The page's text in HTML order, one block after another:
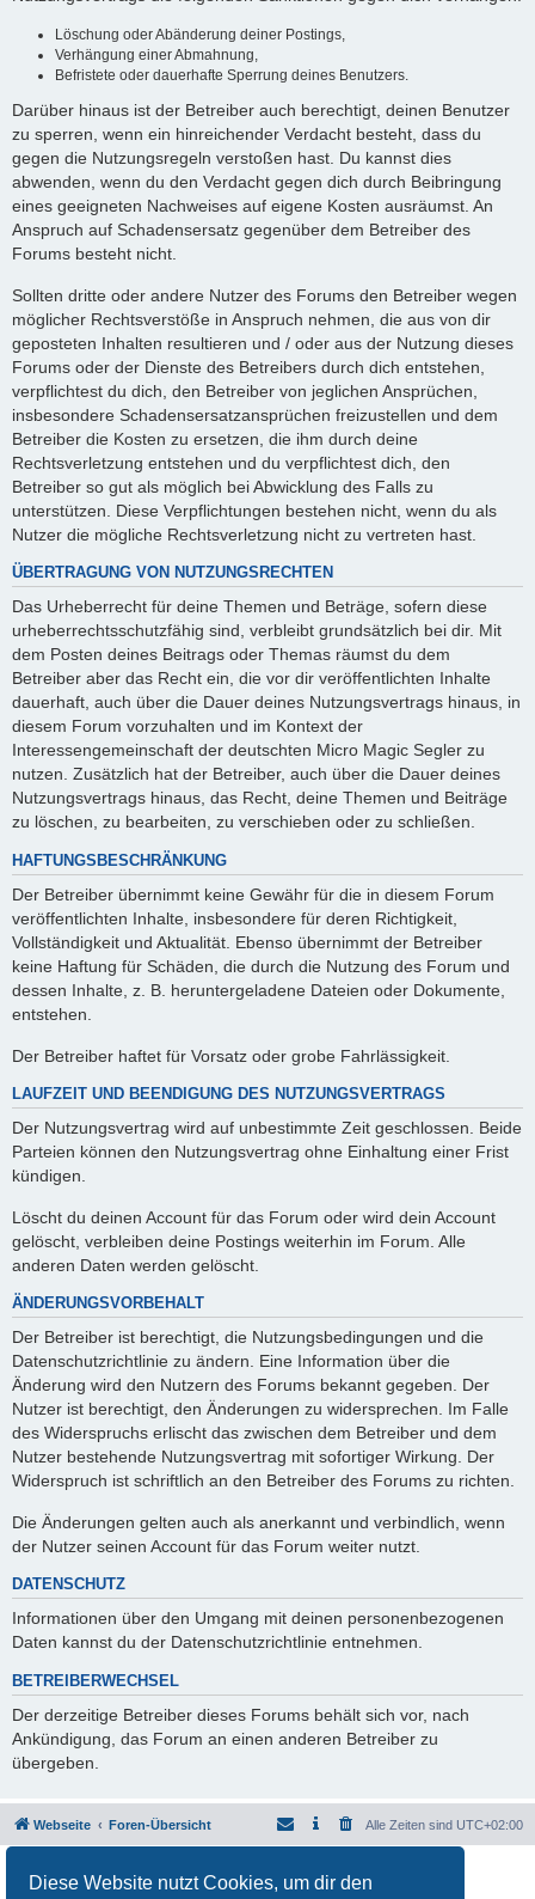
Diese Website nutzt Cookies, um dir den
Löschung oder Abänderung deiner Postings,
Verhängung einer Abmahnung,
Befristete oder dauerhafte Sperrung deines Benutzers.
Darüber hinaus ist der Betreiber auch berechtigt, deinen Benutzer
zu sperren, wenn ein hinreichender Verdacht besteht, dass du
gegen die Nutzungsregeln verstoßen hast. Du kannst dies
abwenden, wenn du den Verdacht gegen dich durch Beibringung
eines geeigneten Nachweises auf eigene Kosten ausräumst. An
Anspruch auf Schadensersatz gegenüber dem Betreiber des
Forums besteht nicht.
Sollten dritte oder andere Nutzer des Forums den Betreiber wegen
möglicher Rechtsverstöße in Anspruch nehmen, die aus von dir
geposteten Inhalten resultieren und / oder aus der Nutzung dieses
Forums oder der Dienste des Betreibers durch dich entstehen,
verpflichtest du dich, den Betreiber von jeglichen Ansprüchen,
insbesondere Schadensersatzansprüchen freizustellen und dem
Betreiber die Kosten zu ersetzen, die ihm durch deine
Rechtsverletzung entstehen und du verpflichtest dich, den
Betreiber so gut als möglich bei Abwicklung des Falls zu
unterstützen. Diese Verpflichtungen bestehen nicht, wenn du als
Nutzer die mögliche Rechtsverletzung nicht zu vertreten hast.
ÜBERTRAGUNG VON NUTZUNGSRECHTEN
Das Urheberrecht für deine Themen und Beträge, sofern diese
urheberrechtsschutzfähig sind, verbleibt grundsätzlich bei dir. Mit
dem Posten deines Beitrags oder Themas räumst du dem
Betreiber aber das Recht ein, die vor dir veröffentlichten Inhalte
dauerhaft, auch über die Dauer deines Nutzungsvertrags hinaus, in
diesem Forum vorzuhalten und im Kontext der
Interessengemeinschaft der deutschten Micro Magic Segler zu
nutzen. Zusätzlich hat der Betreiber, auch über die Dauer deines
Nutzungsvertrags hinaus, das Recht, deine Themen und Beiträge
zu löschen, zu bearbeiten, zu verschieben oder zu schließen.
HAFTUNGSBESCHRÄNKUNG
Der Betreiber übernimmt keine Gewähr für die in diesem Forum
veröffentlichten Inhalte, insbesondere für deren Richtigkeit,
Vollständigkeit und Aktualität. Ebenso übernimmt der Betreiber
keine Haftung für Schäden, die durch die Nutzung des Forum und
dessen Inhalte, z. B. heruntergeladene Dateien oder Dokumente,
entstehen.
Der Betreiber haftet für Vorsatz oder grobe Fahrlässigkeit.
LAUFZEIT UND BEENDIGUNG DES NUTZUNGSVERTRAGS
Der Nutzungsvertrag wird auf unbestimmte Zeit geschlossen. Beide
Parteien können den Nutzungsvertrag ohne Einhaltung einer Frist
kündigen.
Löscht du deinen Account für das Forum oder wird dein Account
gelöscht, verbleiben deine Postings weiterhin im Forum. Alle
anderen Daten werden gelöscht.
ÄNDERUNGSVORBEHALT
Der Betreiber ist berechtigt, die Nutzungsbedingungen und die
Datenschutzrichtlinie zu ändern. Eine Information über die
Änderung wird den Nutzern des Forums bekannt gegeben. Der
Nutzer ist berechtigt, den Änderungen zu widersprechen. Im Falle
des Widerspruchs erlischt das zwischen dem Betreiber und dem
Nutzer bestehende Nutzungsvertrag mit sofortiger Wirkung. Der
Widerspruch ist schriftlich an den Betreiber des Forums zu richten.
Die Änderungen gelten auch als anerkannt und verbindlich, wenn
der Nutzer seinen Account für das Forum weiter nutzt.
DATENSCHUTZ
Informationen über den Umgang mit deinen personenbezogenen
Daten kannst du der Datenschutzrichtlinie entnehmen.
BETREIBERWECHSEL
Der derzeitige Betreiber dieses Forums behält sich vor, nach
Ankündigung, das Forum an einen anderen Betreiber zu
übergeben.
Webseite Foren-Übersicht Alle Zeiten sind UTC+02:00
Deutsche Übersetzung durchphpBB.de